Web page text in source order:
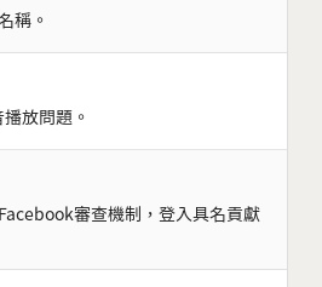
稱。
放問題。
審查機制，登入具名貢獻